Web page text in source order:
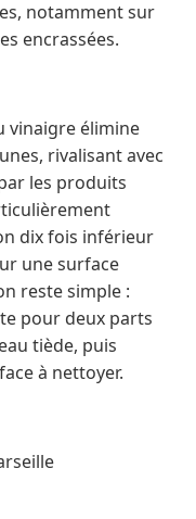
notamment sur
encrassées.
vinaigre élimine
rivalisant avec
les produits
dix fois inférieur
une surface
reste simple :
pour deux parts
tiède, puis
à nettoyer.